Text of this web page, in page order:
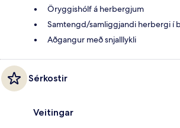
Öryggishólf á herbergjum
Samtengd/samliggjandi herbergi í
Aðgangur með snjalllykli
Sérkostir
Veitingar